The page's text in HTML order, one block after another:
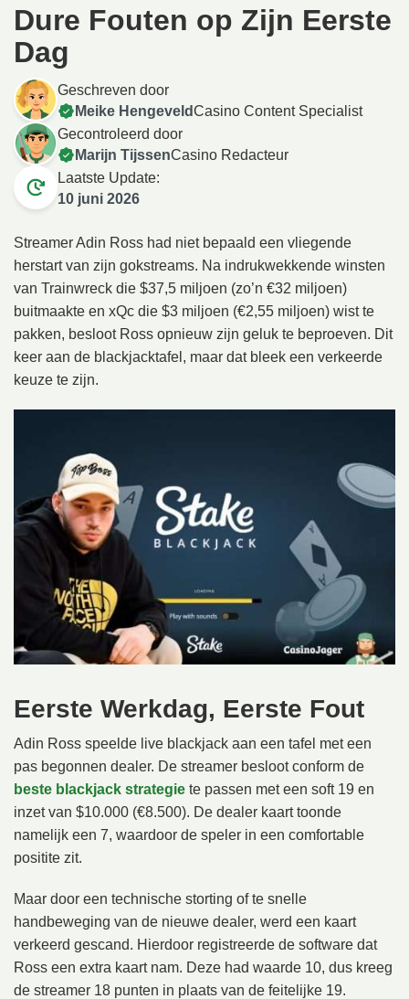
Dure Fouten op Zijn Eerste
Dag
Geschreven door
Meike HengeveldCasino Content Specialist
Gecontroleerd door
Marijn TijssenCasino Redacteur
Laatste Update:
10 juni 2026
Streamer Adin Ross had niet bepaald een vliegende
herstart van zijn gokstreams. Na indrukwekkende winsten
van Trainwreck die $37,5 miljoen (zo’n €32 miljoen)
buitmaakte en xQc die $3 miljoen (€2,55 miljoen) wist te
pakken, besloot Ross opnieuw zijn geluk te beproeven. Dit
keer aan de blackjacktafel, maar dat bleek een verkeerde
keuze te zijn.
Eerste Werkdag, Eerste Fout
Adin Ross speelde live blackjack aan een tafel met een
pas begonnen dealer. De streamer besloot conform de
beste blackjack strategie te passen met een soft 19 en
inzet van $10.000 (€8.500). De dealer kaart toonde
namelijk een 7, waardoor de speler in een comfortable
positite zit.
Maar door een technische storting of te snelle
handbeweging van de nieuwe dealer, werd een kaart
verkeerd gescand. Hierdoor registreerde de software dat
Ross een extra kaart nam. Deze had waarde 10, dus kreeg
de streamer 18 punten in plaats van de feitelijke 19.